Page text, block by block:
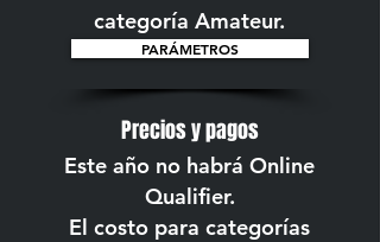
categoría Amateur.
Precios y pagos
Este año no habrá Online
Qualifier.
El costo para categorías
PARÁMETROS